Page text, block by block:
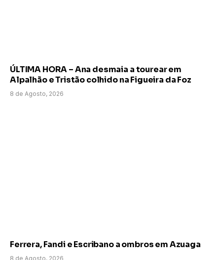
ÚLTIMA HORA – Ana desmaia a tourear em
Alpalhão e Tristão colhido na Figueira da Foz
8 de Agosto, 2026
Ferrera, Fandi e Escribano a ombros em Azuaga
8 de Agosto, 2026